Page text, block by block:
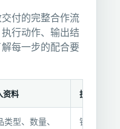
付的完整合作流
行动作、输出结
每一步的配合要
资料 执行动作
类型、数量、
销售工程